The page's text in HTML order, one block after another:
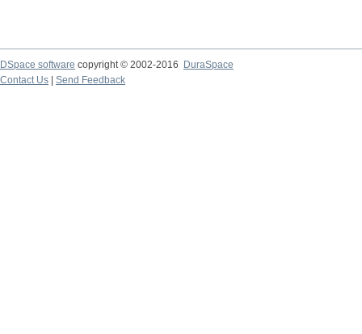
DSpace software copyright © 2002-2016
DuraSpace
Contact Us
Send Feedback